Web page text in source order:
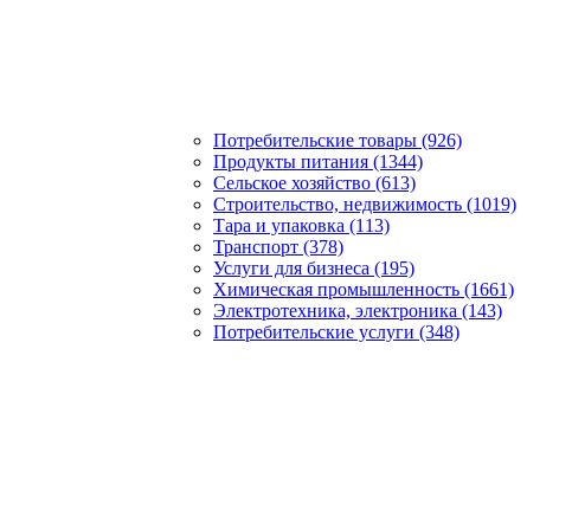
Потребительские товары (926)
Продукты питания (1344)
Сельское хозяйство (613)
Строительство, недвижимость (1019)
Тара и упаковка (113)
Транспорт (378)
Услуги для бизнеса (195)
Химическая промышленность (1661)
Электротехника, электроника (143)
Потребительские услуги (348)